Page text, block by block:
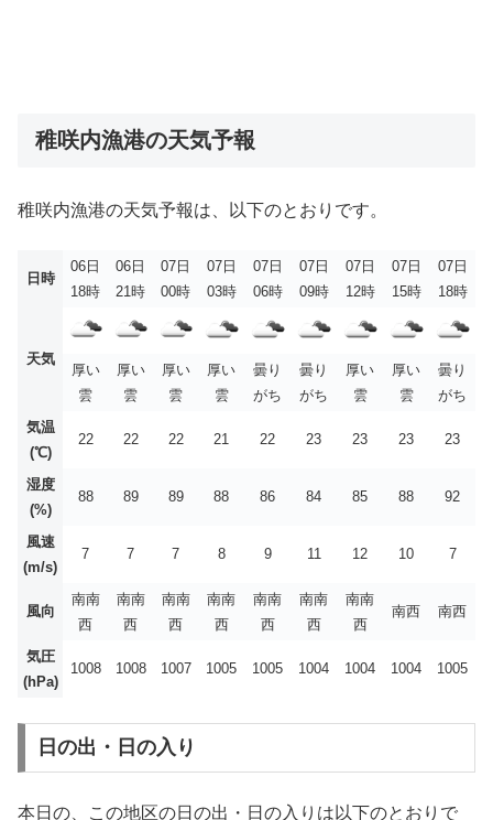
稚咲内漁港の天気予報
稚咲内漁港の天気予報は、以下のとおりです。
日時
06日
18時
06日
21時
07日
00時
07日
03時
07日
06時
07日
09時
07日
12時
07日
15時
07日
18時
天気
厚い
雲
厚い
雲
厚い
雲
厚い
雲
曇り
がち
曇り
がち
厚い
雲
厚い
雲
曇り
がち
気温
(℃)
22 22 22 21 22 23 23 23 23
湿度
(%)
88 89 89 88 86 84 85 88 92
風速
(m/s)
7 7 7 8 9 11 12 10 7
風向
南南
西
南南
西
南南
西
南南
西
南南
西
南南
西
南南
西
南西 南西
気圧
(hPa)
1008 1008 1007 1005 1005 1004 1004 1004 1005
日の出・日の入り
本日の、この地区の日の出・日の入りは以下のとおりで